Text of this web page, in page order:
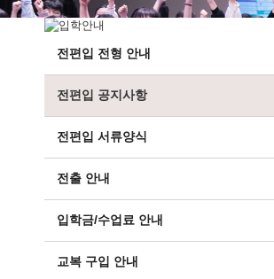
전편입 전형 안내
전편입 공지사항
전편입 서류양식
전출 안내
입학금/수업료 안내
교복 구입 안내